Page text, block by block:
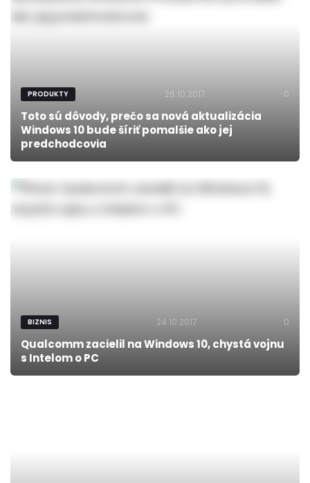
PRODUKTY 26.10.2017 0
Toto sú dôvody, prečo sa nová aktualizácia
Windows 10 bude šíriť pomalšie ako jej
predchodcovia
BIZNIS 24.10.2017 0
Qualcomm zacielil na Windows 10, chystá vojnu
s Intelom o PC